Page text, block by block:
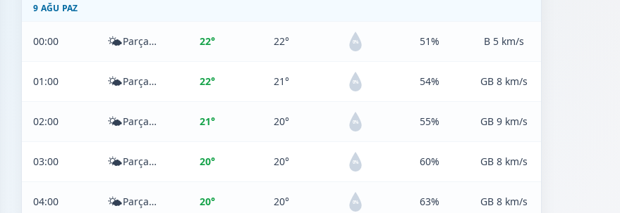
9 AĞU PAZ
00:00 🌤️ Parçalı Bulutlu 22° 22° 0% 51% B 5 km/s
01:00 🌤️ Parçalı Bulutlu 22° 21° 0% 54% GB 8 km/s
02:00 🌤️ Parçalı Bulutlu 21° 20° 0% 55% GB 9 km/s
03:00 🌤️ Parçalı Bulutlu 20° 20° 0% 60% GB 8 km/s
04:00 🌤️ Parçalı Bulutlu 20° 20° 0% 63% GB 8 km/s